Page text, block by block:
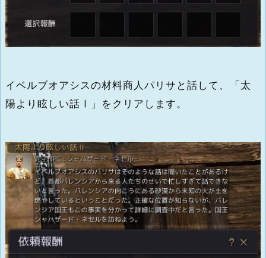
イベルブオアシスの材料商人パリサと話して、「太
陽より眩しい話Ⅰ」をクリアします。